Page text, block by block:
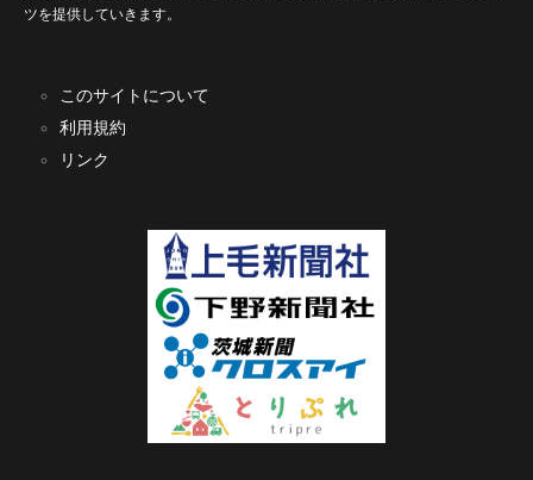
ツを提供していきます。
このサイトについて
利用規約
リンク